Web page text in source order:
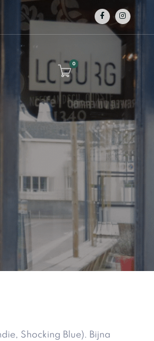
0
Shocking Blue). Bijna